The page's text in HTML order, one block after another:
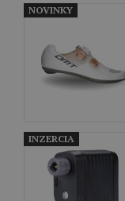
NOVINKY
INZERCIA